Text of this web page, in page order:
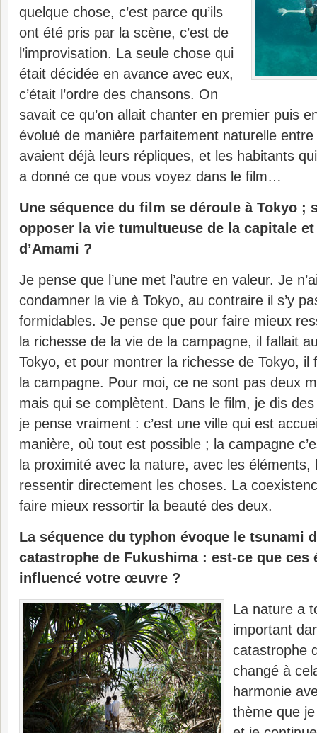
quelque chose, c’est parce qu’ils
ont été pris par la scène, c’est de
l’improvisation. La seule chose qui
était décidée en avance avec eux,
c’était l’ordre des chansons. On
savait ce qu’on allait chanter en premier puis
évolué de manière parfaitement naturelle
avaient déjà leurs répliques, et les habitants
a donné ce que vous voyez dans le film…
Une séquence du film se déroule à Tokyo ;
opposer la vie tumultueuse de la capitale
d’Amami ?
Je pense que l’une met l’autre en valeur. Je
condamner la vie à Tokyo, au contraire il s’y
formidables. Je pense que pour faire mieux
la richesse de la vie de la campagne, il fallait
Tokyo, et pour montrer la richesse de Tokyo, il
la campagne. Pour moi, ce ne sont pas deux
mais qui se complètent. Dans le film, je dis
je pense vraiment : c’est une ville qui est
manière, où tout est possible ; la campagne
la proximité avec la nature, avec les éléments,
ressentir directement les choses. La
faire mieux ressortir la beauté des deux.
La séquence du typhon évoque le tsunami
catastrophe de Fukushima : est-ce que ces
influencé votre œuvre ?
La nature a
important
catastrophe
changé à
harmonie
thème que